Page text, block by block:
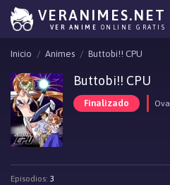
VERANIMES.NET
VER ANIME ONLINE GRATIS
Inicio Animes Buttobi!! CPU
Buttobi!! CPU
Finalizado Ova
Episodios: 3